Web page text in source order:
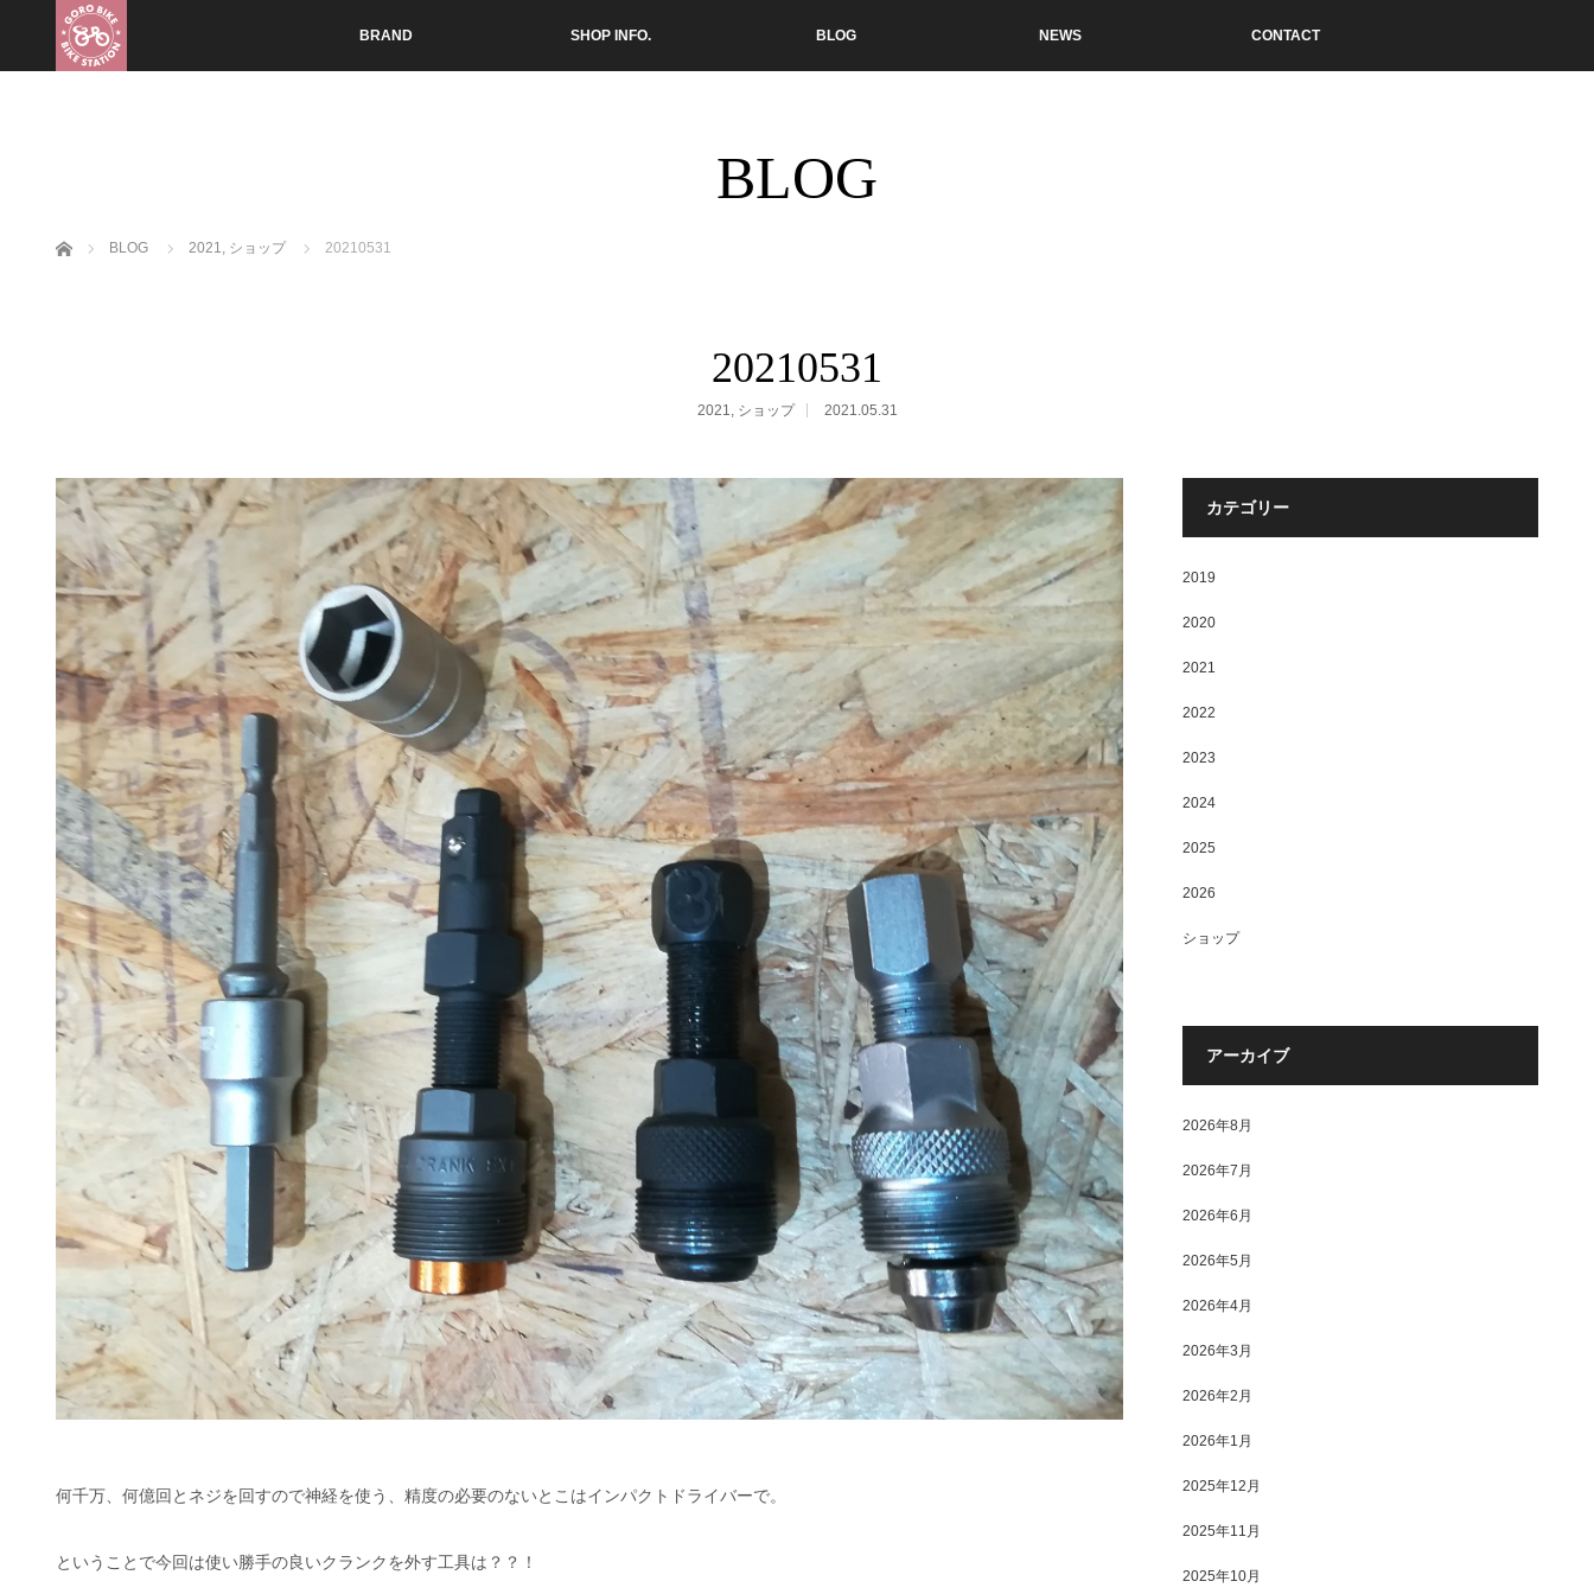
BRAND SHOP INFO. BLOG NEWS CONTACT
BLOG
ホーム BLOG 2021, ショップ 20210531
20210531
2021, ショップ 2021.05.31
何千万、何億回とネジを回すので神経を使う、精度の必要のないとこはインパクトドライバーで。
ということで今回は使い勝手の良いクランクを外す工具は？？！
カテゴリー
2019
2020
2021
2022
2023
2024
2025
2026
ショップ
アーカイブ
2026年8月
2026年7月
2026年6月
2026年5月
2026年4月
2026年3月
2026年2月
2026年1月
2025年12月
2025年11月
2025年10月